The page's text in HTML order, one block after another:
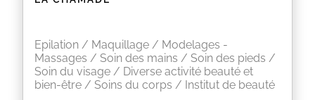
Epilation / Maquillage / Modelages -
Massages / Soin des mains / Soin des pieds /
Soin du visage / Diverse activité beauté et
bien-être / Soins du corps / Institut de beauté